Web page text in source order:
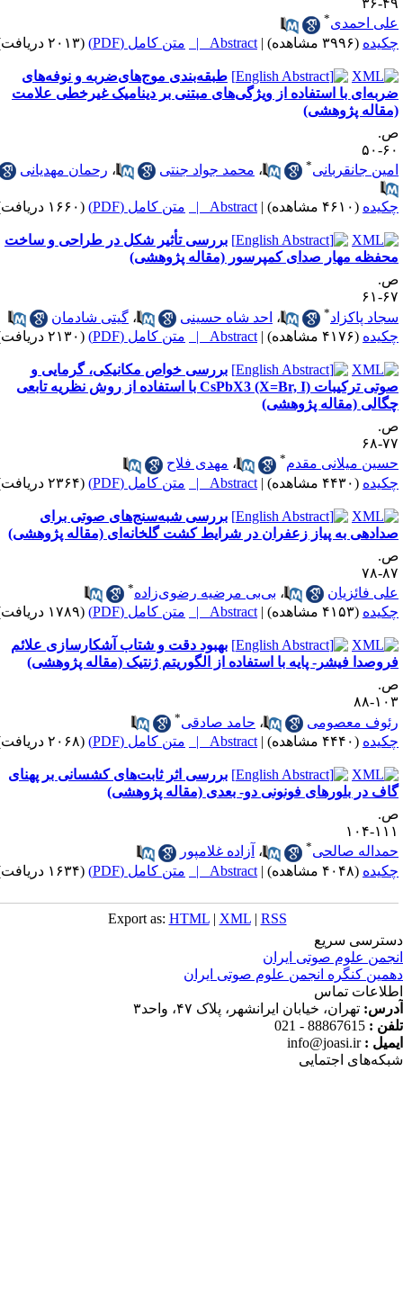
*
(۳۹۹۶ مشاهده) |
Abstract | متن کامل (PDF) (۲۰۱۳ دریافت)
طبقه‌بندی موج‌های‌ضربه و نوفه‌های
با استفاده از ویژگی‌های مبتنی بر دینامیک غیرخطی علامت
پژوهشی)
* ،محمد جواد جنتی ،رحمان مهدیانی
(۴۶۱۰ مشاهده) |
Abstract | متن کامل (PDF) (۱۶۶۰ دریافت)
بررسی تأثیر شکل در طراحی و ساخت
مهار صدای کمپرسور (مقاله پژوهشی)
،احد شاه حسینی ،گیتی شادمان
(۴۱۷۶ مشاهده) |
Abstract | متن کامل (PDF) (۲۱۳۰ دریافت)
بررسی خواص مکانیکی، گرمایی و
صوتی ترکیبات CsPbX3 (X=Br, I) با استفاده از روش نظریه تابعی
(مقاله پژوهشی)
مقدم ،مهدی فلاح
(۴۴۳۰ مشاهده) |
Abstract | متن کامل (PDF) (۲۳۶۴ دریافت)
بررسی شبه‌سنج‎‌های صوتی برای
به پیاز زعفران در شرایط کشت گلخانه‌ای (مقاله پژوهشی)
،بی‌بی مرضیه رضوی‌زاده
(۴۱۵۳ مشاهده) |
Abstract | متن کامل (PDF) (۱۷۸۹ دریافت)
بهبود دقت و شتاب آشکارسازی علائم
فیشر- پایه با استفاده از الگوریتم ژنتیک (مقاله پژوهشی)
معصومی ،حامد صادقی
(۴۴۴۰ مشاهده) |
Abstract | متن کامل (PDF) (۲۰۶۸ دریافت)
بررسی اثر ثابت‌های کشسانی بر پهنای
بلورهای فونونی دو- بعدی (مقاله پژوهشی)
صالحی ،آزاده غلامپور
(۴۰۴۸ مشاهده) |
Abstract | متن کامل (PDF) (۱۶۳۴ دریافت)
Export as:HTML| XML
سریع
صوتی ایران
انجمن علوم صوتی ایران
تماس
تهران، خیابان ایرانشهر، پلاک ۴۷، واحد۳
88867615 - 021
info@joasi.ir
اجتمایی